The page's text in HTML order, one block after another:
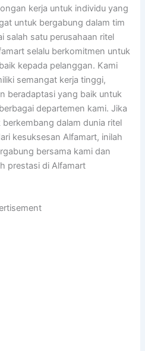
kerja untuk individu yang
untuk bergabung dalam tim
salah satu perusahaan ritel
selalu berkomitmen untuk
kepada pelanggan. Kami
semangat kerja tinggi,
beradaptasi yang baik untuk
departemen kami. Jika
dalam dunia ritel
kesuksesan Alfamart, inilah
bersama kami dan
prestasi di Alfamart